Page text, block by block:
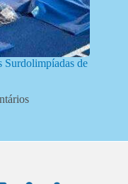
Surdolimpíadas de